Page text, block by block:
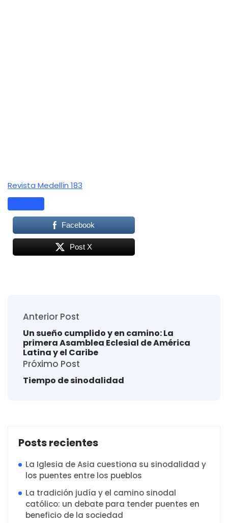
Revista Medellín 183
Facebook
Post X
Anterior Post
Un sueño cumplido y en camino: La
primera Asamblea Eclesial de América
Latina y el Caribe
Próximo Post
Tiempo de sinodalidad
Posts recientes
La Iglesia de Asia cuestiona su sinodalidad y
los puentes entre los pueblos
La tradición judía y el camino sinodal
católico: un debate para tender puentes en
beneficio de la sociedad